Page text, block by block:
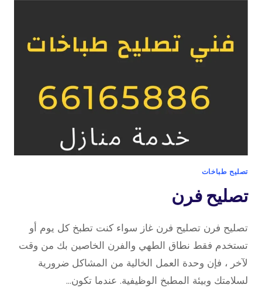
تصليح طباخات
تصليح فرن
تصليح فرن تصليح فرن غاز سواء كنت تطبخ كل يوم أو
تستخدم فقط نطاق الطهي والفرن الخاصين بك من وقت
لآخر ، فإن وحدة العمل الخالية من المشاكل ضرورية
لسلامتك وبيئة المطبخ الوظيفية. عندما تكون…